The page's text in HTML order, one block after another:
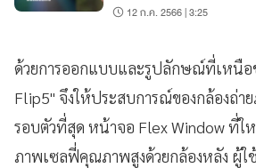
12 ก.ค. 2566 | 3:25
ด้วยการออกแบบและรูปลักษณ์ที่เหนือ
Flip5" จึงให้ประสบการณ์ของกล้องถ่า
รอบตัวที่สุด หน้าจอ Flex Window ที่ใ
ภาพเซลฟี่คุณภาพสูงด้วยกล้องหลัง ผู้ใ